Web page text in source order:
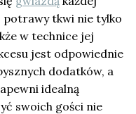
potrawy tkwi nie tylko
w technice jej
jest odpowiednie
dodatków, a
idealną
swoich gości nie